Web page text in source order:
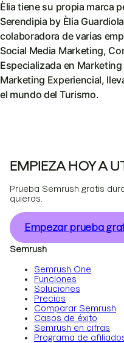
Èlia tiene su propia marca
Serendipia by Èlia
colaboradora de varias
Social Media Marketing,
Especializada en
Marketing Experiencial,
el mundo del Turismo.
EMPIEZA HOY A
Prueba Semrush gratis
quieras.
Empezar prueba
Semrush
Semrush One
Funciones
Soluciones
Precios
Comparar Semrush
Casos de éxito
Semrush en cifras
Programa de